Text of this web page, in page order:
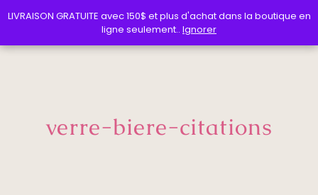
verre-biere-citations
LIVRAISON GRATUITE avec 150$ et plus d'achat dans la boutique en
ligne seulement.. Ignorer
LIVRAISON GRATUITE avec 150$ et plus d'achat dans la boutique en
ligne seulement.. Ignorer